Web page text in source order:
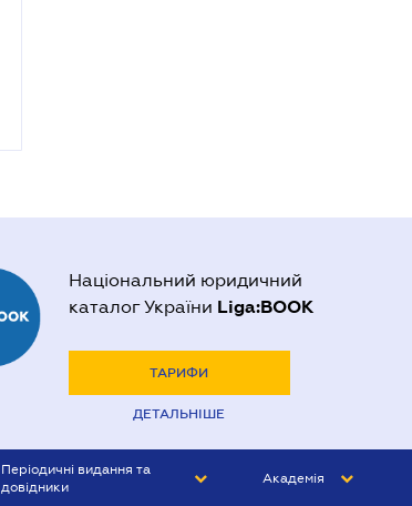
Національний юридичний
каталог України Liga:BOOK
ТАРИФИ
ДЕТАЛЬНІШЕ
Періодичні видання та
довідники
Академія